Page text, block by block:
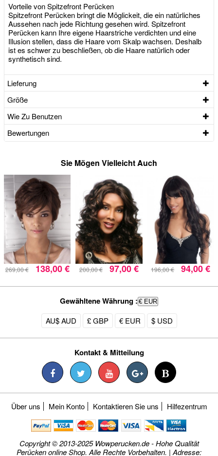
Vorteile von Spitzefront Perücken
Spitzefront Perücken bringt die Möglickeit, die ein natürliches
Aussehen nach jede Richtung gesehen wird. Spitzefront
Perücken kann Ihre eigene Haarstriche verdichten und eine
Illusion stellen, dass die Haare vom Skalp wachsen. Deshalb
ist es schwer zu beschließen, ob die Haare natürlich oder
synthetisch sind.
Lieferung
Größe
Wie Zu Benutzen
Bewertungen
Sie Mögen Vielleicht Auch
269,00 € 138,00 € 200,00 € 97,00 € 196,00 € 94,00 €
Gewähltene Währung : € EUR
AU$ AUD £ GBP € EUR $ USD
Kontakt & Mitteilung
Über uns Mein Konto Kontaktieren Sie uns Hilfezentrum
Copyright © 2013-2025 Wowperucken.de - Hohe Qualität
Perücken online Shop. Alle Rechte Vorbehalten. | Adresse: